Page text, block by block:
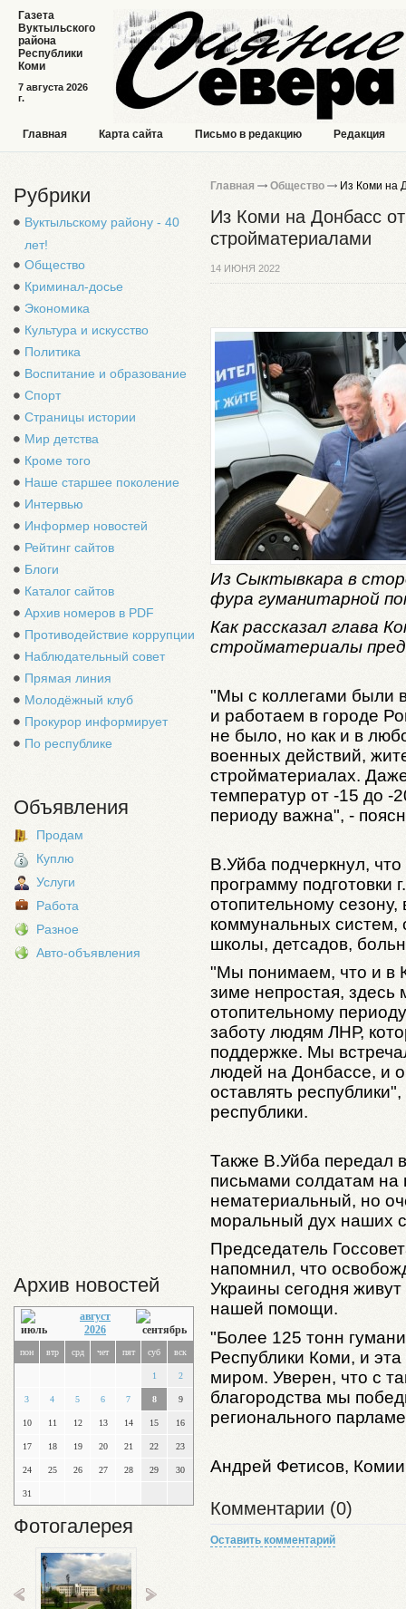
7 августа 2026
г.
Газета
Вуктыльского
района
Республики
Коми
Главная Карта сайта Письмо в редакцию Редакция
Рубрики
Вуктыльскому району - 40
лет!
Общество
Криминал-досье
Экономика
Культура и искусство
Политика
Воспитание и образование
Спорт
Страницы истории
Мир детства
Кроме того
Наше старшее поколение
Интервью
Информер новостей
Рейтинг сайтов
Блоги
Каталог сайтов
Архив номеров в PDF
Противодействие коррупции
Наблюдательный совет
Прямая линия
Молодёжный клуб
Прокурор информирует
По республике
Объявления
Продам
Куплю
Услуги
Работа
Разное
Авто-объявления
Архив новостей
август
2026
пон втр срд чет пят суб вск
1 2
3 4 5 6 7 8 9
10 11 12 13 14 15 16
17 18 19 20 21 22 23
24 25 26 27 28 29 30
31
Фотогалерея
Главная Общество Из Коми на
Из Коми на Донбасс
стройматериалами
14 ИЮНЯ 2022
Из Сыктывкара в
фура гуманитарной
Как рассказал глава
стройматериалы
"Мы с коллегами были
и работаем в городе
не было, но как и в
военных действий,
стройматериалах.
температур от -15 до -
периоду важна", -
В.Уйба подчеркнул,
программу подготовки
отопительному
коммунальных
школы, детсадов,
"Мы понимаем, что и в
зиме непростая, здесь
отопительному
заботу людям ЛНР,
поддержке. Мы
людей на Донбассе, и
оставлять
республики.
Также В.Уйба передал
письмами солдатам на
нематериальный, но
моральный дух наших
Председатель
напомнил, что
Украины сегодня
нашей помощи.
"Более 125 тонн
Республики Коми, и
миром. Уверен, что с
благородства мы
регионального
Андрей Фетисов,
Комментарии (0)
Оставить комментарий